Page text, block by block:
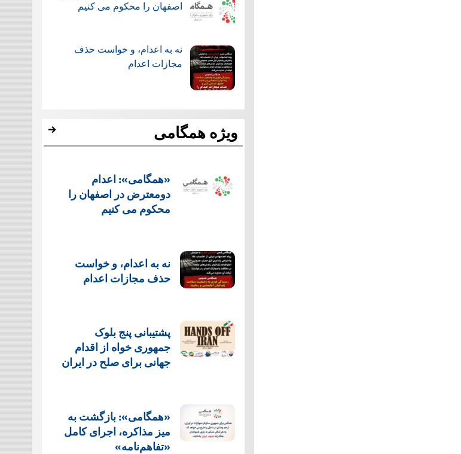
اصفهان را محکوم می کنیم
نه به اعدام، و خواست حذف
مجازات اعدام
ویژه همگامی
«همگامی»: اعدام
دومعترض در اصفهان را
محکوم می کنیم
نه به اعدام، و خواست
حذف مجازات اعدام
پشتيبانی پنج بلوک
جمهوری خواه از اقدام
جهانی برای صلح در ایران
«همگامی»: بازگشت به
میز مذاکره، اجرای کامل
«تفاهم‌نامه»